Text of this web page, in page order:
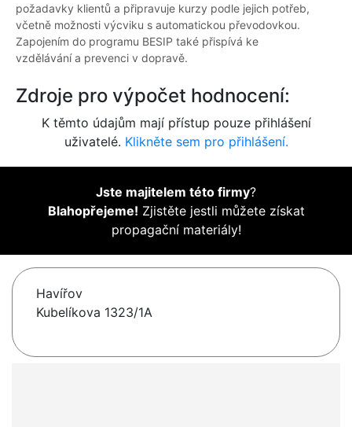
požadavky klientů a připravuje kurzy podle jejich potřeb,
včetně možnosti výcviku s automatickou převodovkou.
Zapojením do programu BESIP také přispívá ke
vzdělávání a prevenci v dopravě.
Zdroje pro výpočet hodnocení:
K těmto údajům mají přístup pouze přihlášení
uživatelé. Klikněte sem pro přihlášení.
Jste majitelem této firmy?
Blahopřejeme! Zjistěte jestli můžete získat
propagační materiály!
Havířov
Kubelíkova 1323/1A